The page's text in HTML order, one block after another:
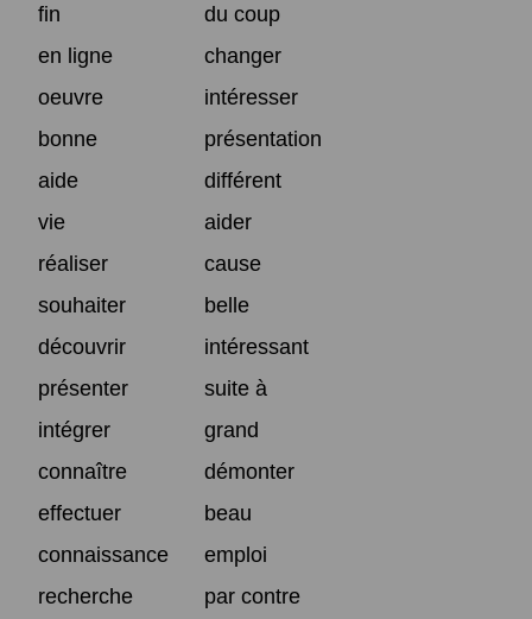
fin
du coup
en ligne
changer
oeuvre
intéresser
bonne
présentation
aide
différent
vie
aider
réaliser
cause
souhaiter
belle
découvrir
intéressant
présenter
suite à
intégrer
grand
connaître
démonter
effectuer
beau
connaissance
emploi
recherche
par contre